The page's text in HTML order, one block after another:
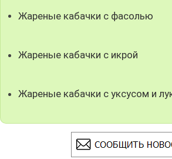
Жареные кабачки с фасолью
Жареные кабачки с икрой
Жареные кабачки с уксусом и